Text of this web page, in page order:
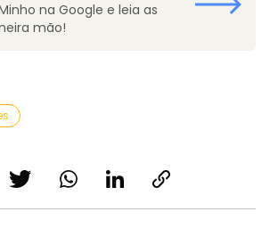
na Google e leia as
mão!